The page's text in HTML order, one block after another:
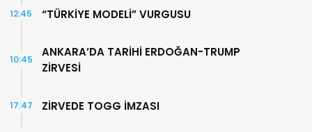
“TÜRKİYE MODELİ” VURGUSU
12:45
ANKARA’DA TARİHİ ERDOĞAN-TRUMP
ZİRVESİ
10:45
ZİRVEDE TOGG İMZASI
17:47